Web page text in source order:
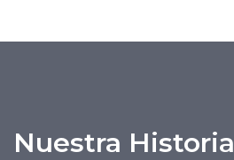
Nuestra Historia